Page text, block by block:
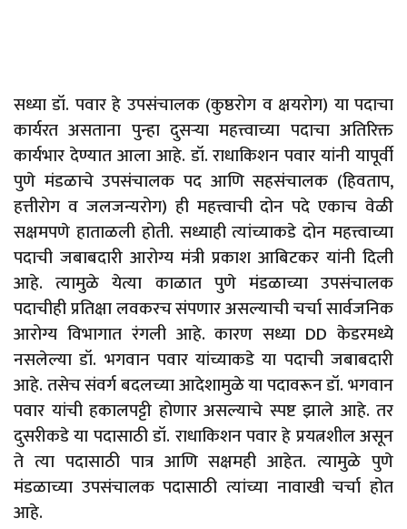
सध्या डॉ. पवार हे उपसंचालक (कुष्ठरोग व क्षयरोग) या पदाचा
कार्यरत असताना पुन्हा दुसऱ्या महत्त्वाच्या पदाचा अतिरिक्त
कार्यभार देण्यात आला आहे. डॉ. राधाकिशन पवार यांनी यापूर्वी
पुणे मंडळाचे उपसंचालक पद आणि सहसंचालक (हिवताप,
हत्तीरोग व जलजन्यरोग) ही महत्त्वाची दोन पदे एकाच वेळी
सक्षमपणे हाताळली होती. सध्याही त्यांच्याकडे दोन महत्त्वाच्या
पदाची जबाबदारी आरोग्य मंत्री प्रकाश आबिटकर यांनी दिली
आहे. त्यामुळे येत्या काळात पुणे मंडळाच्या उपसंचालक
पदाचीही प्रतिक्षा लवकरच संपणार असल्याची चर्चा सार्वजनिक
आरोग्य विभागात रंगली आहे. कारण सध्या DD केडरमध्ये
नसलेल्या डॉ. भगवान पवार यांच्याकडे या पदाची जबाबदारी
आहे. तसेच संवर्ग बदलच्या आदेशामुळे या पदावरून डॉ. भगवान
पवार यांची हकालपट्टी होणार असल्याचे स्पष्ट झाले आहे. तर
दुसरीकडे या पदासाठी डॉ. राधाकिशन पवार हे प्रयत्नशील असून
ते त्या पदासाठी पात्र आणि सक्षमही आहेत. त्यामुळे पुणे
मंडळाच्या उपसंचालक पदासाठी त्यांच्या नावाखी चर्चा होत
आहे.